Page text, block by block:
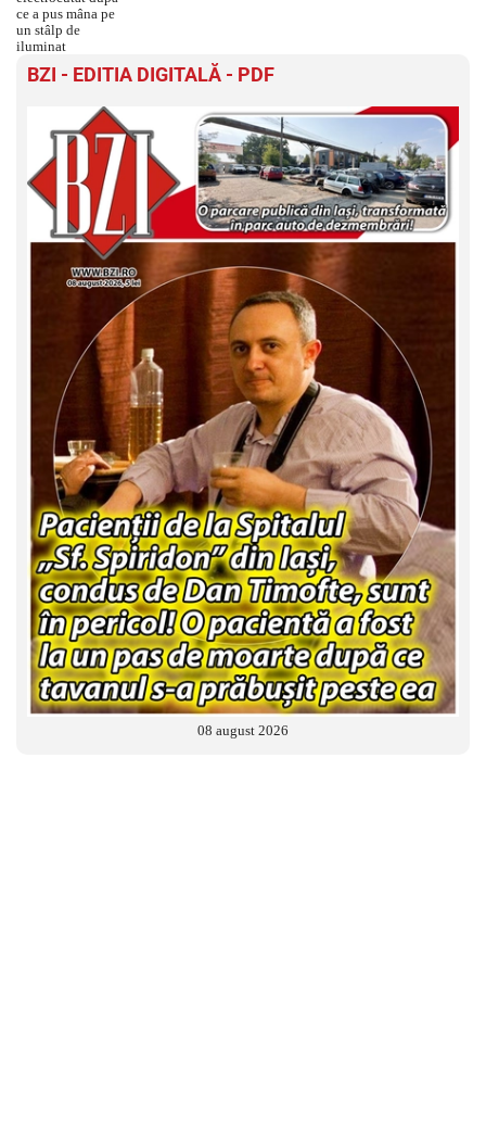
BZI - EDITIA DIGITALĂ - PDF
08 august 2026